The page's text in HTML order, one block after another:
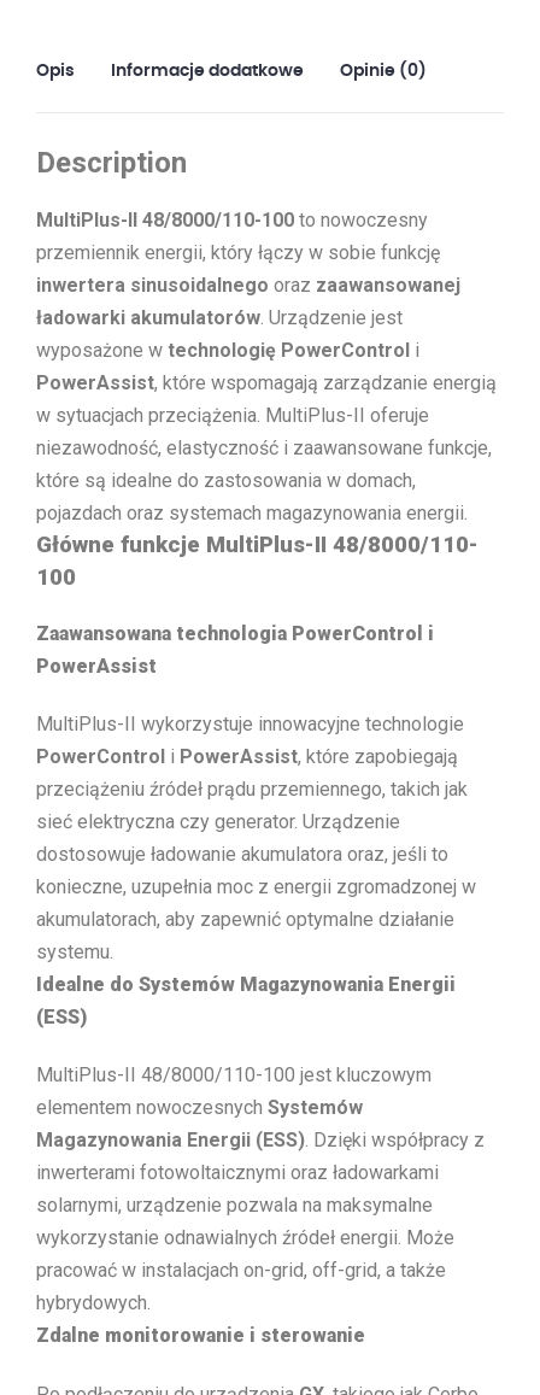
Opis Informacje dodatkowe Opinie (0)
Description
MultiPlus-II 48/8000/110-100 to nowoczesny
przemiennik energii, który łączy w sobie funkcję
inwertera sinusoidalnego oraz zaawansowanej
ładowarki akumulatorów. Urządzenie jest
wyposażone w technologię PowerControl i
PowerAssist, które wspomagają zarządzanie energią
w sytuacjach przeciążenia. MultiPlus-II oferuje
niezawodność, elastyczność i zaawansowane funkcje,
które są idealne do zastosowania w domach,
pojazdach oraz systemach magazynowania energii.
Główne funkcje MultiPlus-II 48/8000/110-
100
Zaawansowana technologia PowerControl i
PowerAssist
MultiPlus-II wykorzystuje innowacyjne technologie
PowerControl i PowerAssist, które zapobiegają
przeciążeniu źródeł prądu przemiennego, takich jak
sieć elektryczna czy generator. Urządzenie
dostosowuje ładowanie akumulatora oraz, jeśli to
konieczne, uzupełnia moc z energii zgromadzonej w
akumulatorach, aby zapewnić optymalne działanie
systemu.
Idealne do Systemów Magazynowania Energii
(ESS)
MultiPlus-II 48/8000/110-100 jest kluczowym
elementem nowoczesnych Systemów
Magazynowania Energii (ESS). Dzięki współpracy z
inwerterami fotowoltaicznymi oraz ładowarkami
solarnymi, urządzenie pozwala na maksymalne
wykorzystanie odnawialnych źródeł energii. Może
pracować w instalacjach on-grid, off-grid, a także
hybrydowych.
Zdalne monitorowanie i sterowanie